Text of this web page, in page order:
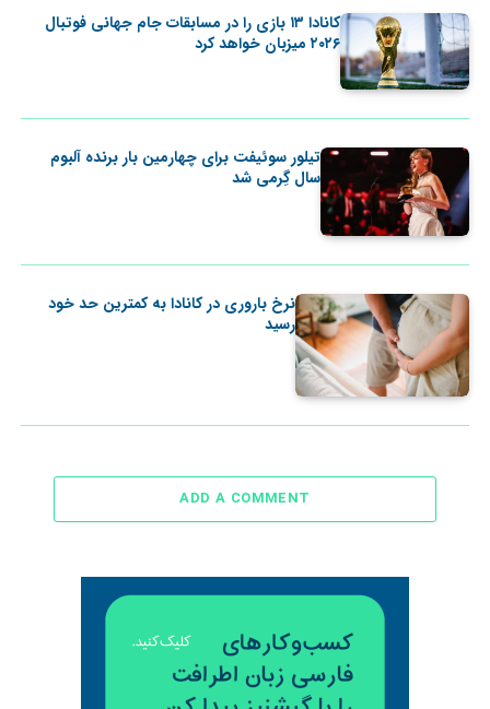
کانادا ۱۳ بازی را در مسابقات جام جهانی فوتبال
۲۰۲۶ میزبان خواهد کرد
تیلور سوئیفت برای چهارمین بار برنده آلبوم
سال گِرمی شد
نرخ باروری در کانادا به کمترین حد خود
رسید
ADD A COMMENT